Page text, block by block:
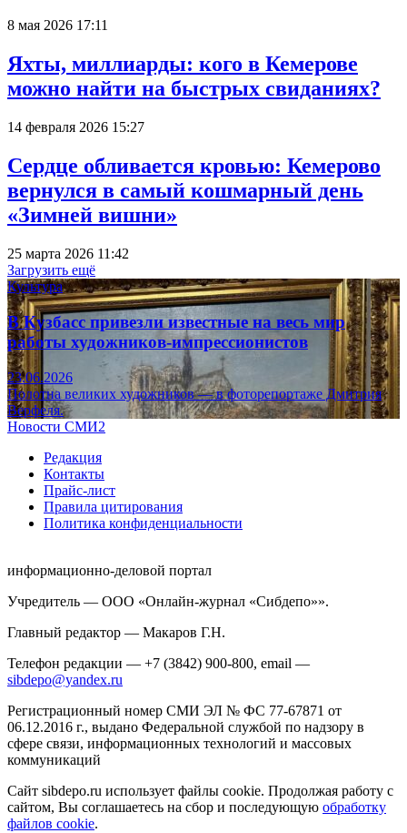
8 мая 2026 17:11
Яхты, миллиарды: кого в Кемерове
можно найти на быстрых свиданиях?
14 февраля 2026 15:27
Сердце обливается кровью: Кемерово
вернулся в самый кошмарный день
«Зимней вишни»
25 марта 2026 11:42
Загрузить ещё
Культура
В Кузбасс привезли известные на весь мир
работы художников-импрессионистов
23.06.2026
Полотна великих художников — в фоторепортаже Дмитрия
Верфеля.
Новости СМИ2
Редакция
Контакты
Прайс-лист
Правила цитирования
Политика конфиденциальности
информационно-деловой портал
Учредитель — ООО «Онлайн-журнал «Сибдепо»».
Главный редактор — Макаров Г.Н.
Телефон редакции — +7 (3842) 900-800, email —
sibdepo@yandex.ru
Регистрационный номер СМИ ЭЛ № ФС 77-67871 от
06.12.2016 г., выдано Федеральной службой по надзору в
сфере связи, информационных технологий и массовых
коммуникаций
Сайт sibdepo.ru использует файлы cookie. Продолжая работу с
сайтом, Вы соглашаетесь на сбор и последующую обработку
файлов cookie.